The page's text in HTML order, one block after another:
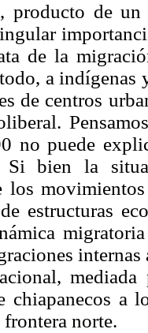
producto de
de la
a indígenas
de centros
no puede
Si bien la
los
estructuras
internas
chiapanecos a
frontera norte.